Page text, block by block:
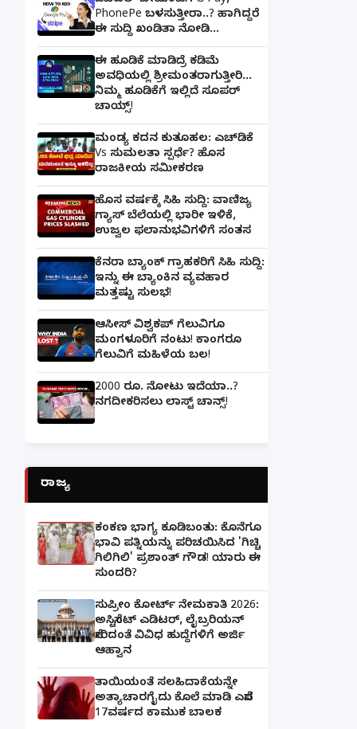
PhonePe ಬಳಸುತ್ತೀರಾ..? ಹಾಗಿದ್ದರೆ
ಈ ಸುದ್ದಿ ಖಂಡಿತಾ ನೋಡಿ...
ಈ ಹೂಡಿಕೆ ಮಾಡಿದ್ರೆ ಕಡಿಮೆ
ಅವಧಿಯಲ್ಲಿ ಶ್ರೀಮಂತರಾಗುತ್ತೀರಿ...
ನಿಮ್ಮ ಹೂಡಿಕೆಗೆ ಇಲ್ಲಿದೆ ಸೂಪರ್
ಚಾಯ್ಸ್‌!
ಮಂಡ್ಯ ಕದನ ಕುತೂಹಲ: ಎಚ್‌ಡಿಕೆ
Vs ಸುಮಲತಾ ಸ್ಪರ್ಧೆ? ಹೊಸ
ರಾಜಕೀಯ ಸಮೀಕರಣ
ಹೊಸ ವರ್ಷಕ್ಕೆ ಸಿಹಿ ಸುದ್ದಿ: ವಾಣಿಜ್ಯ
ಗ್ಯಾಸ್‌ ಬೆಲೆಯಲ್ಲಿ ಭಾರೀ ಇಳಿಕೆ,
ಉಜ್ವಲ ಫಲಾನುಭವಿಗಳಿಗೆ ಸಂತಸ
ಕೆನರಾ ಬ್ಯಾಂಕ್‌ ಗ್ರಾಹಕರಿಗೆ ಸಿಹಿ ಸುದ್ದಿ:
ಇನ್ನು ಈ ಬ್ಯಾಂಕಿನ ವ್ಯವಹಾರ
ಮತ್ತಷ್ಟು ಸುಲಭ!
ಆಸೀಸ್ ವಿಶ್ವಕಪ್ ಗೆಲುವಿಗೂ
ಮಂಗಳೂರಿಗೆ ನಂಟು! ಕಾಂಗರೂ
ಗೆಲುವಿಗೆ ಮಹಿಳೆಯ ಬಲ!
2000 ರೂ. ನೋಟು ಇದೆಯಾ..?
ನಗದೀಕರಿಸಲು ಲಾಸ್ಟ್‌ ಚಾನ್ಸ್‌!
ರಾಜ್ಯ
ಕಂಕಣ ಭಾಗ್ಯ ಕೂಡಿಬಂತು: ಕೊನೆಗೂ
ಭಾವಿ ಪತ್ನಿಯನ್ನು ಪರಿಚಯಿಸಿದ 'ಗಿಚ್ಚಿ
ಗಿಲಿಗಿಲಿ' ಪ್ರಶಾಂತ್ ಗೌಡ! ಯಾರು ಈ
ಸುಂದರಿ?
ಸುಪ್ರೀಂ ಕೋರ್ಟ್ ನೇಮಕಾತಿ 2026:
ಅಸಿಸ್ಟೆಂಟ್ ಎಡಿಟರ್, ಲೈಬ್ರರಿಯನ್
ಸೇರಿದಂತೆ ವಿವಿಧ ಹುದ್ದೆಗಳಿಗೆ ಅರ್ಜಿ
ಆಹ್ವಾನ
ತಾಯಿಯಂತೆ ಸಲಹಿದಾಕೆಯನ್ನೇ
ಅತ್ಯಾಚಾರಗೈದು ಕೊಲೆ ಮಾಡಿ ಎಸೆದ
17ವರ್ಷದ ಕಾಮುಕ ಬಾಲಕ